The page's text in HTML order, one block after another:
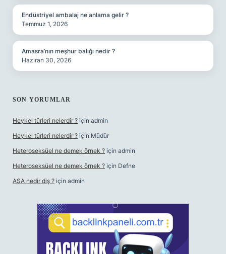
Endüstriyel ambalaj ne anlama gelir ?
Temmuz 1, 2026
Amasra’nın meşhur balığı nedir ?
Haziran 30, 2026
SON YORUMLAR
Heykel türleri nelerdir ? için admin
Heykel türleri nelerdir ? için Müdür
Heteroseksüel ne demek örnek ? için admin
Heteroseksüel ne demek örnek ? için Defne
ASA nedir diş ? için admin